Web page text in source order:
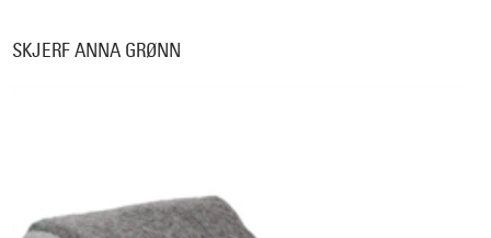
SKJERF ANNA GRØNN